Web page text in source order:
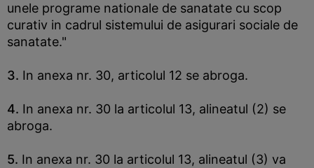
unele programe nationale de sanatate cu scop
curativ in cadrul sistemului de asigurari sociale de
sanatate."
3. In anexa nr. 30, articolul 12 se abroga.
4. In anexa nr. 30 la articolul 13, alineatul (2) se
abroga.
5. In anexa nr. 30 la articolul 13, alineatul (3) va